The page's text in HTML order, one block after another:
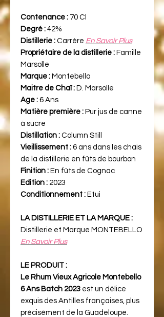
Contenance : 70 Cl
Degré : 42%
Distillerie : Carrère En Savoir Plus
Propriétaire de la distillerie : Famille
Marsolle
Marque : Montebello
Maitre de Chaî : D. Marsolle
Age : 6 Ans
Matière première : Pur jus de canne
à sucre
Distillation : Column Still
Vieillissement : 6 ans dans les chais
de la distillerie en fûts de bourbon
Finition : En fûts de Cognac
Edition : 2023
Conditionnement : Etui
LA DISTILLERIE ET LA MARQUE :
Distillerie et Marque MONTEBELLO
En Savoir Plus
LE PRODUIT :
Le Rhum Vieux Agricole Montebello
6 Ans Batch 2023 est un délice
exquis des Antilles françaises, plus
précisément de la Guadeloupe.